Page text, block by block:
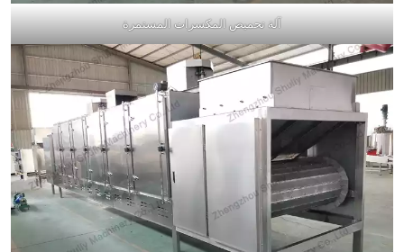
آلة تحميص المكسرات المستمرة